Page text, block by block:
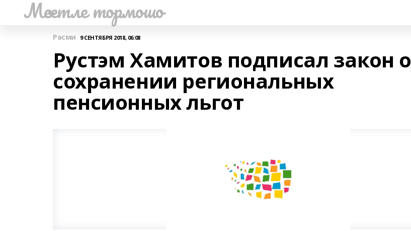
Мәсетле тормошо
Рәсми 9 СЕНТЯБРЯ 2018, 06:08
Рустэм Хамитов подписал закон о
сохранении региональных
пенсионных льгот